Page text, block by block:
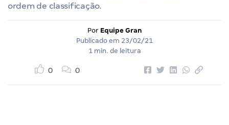
ordem de classificação.
Por Equipe Gran
Publicado em 23/02/21
1 min. de leitura
0 0